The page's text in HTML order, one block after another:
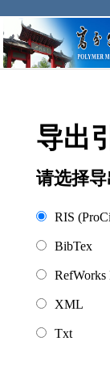
导出
请选择
RIS
BibTex
RefWorks
XML
Txt